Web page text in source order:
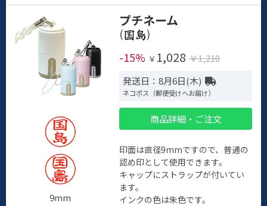
9mm
プチネーム
(
)
-15% ￥ 1,028 ￥1,210
発送日：8月6日(木)
ネコポス（郵便受けへお届け）
商品詳細・ご注文
印面は直径9mmですので、普通の
認め印として使用できます。
キャップにストラップが付いてい
ます。
インクの色は朱色です。